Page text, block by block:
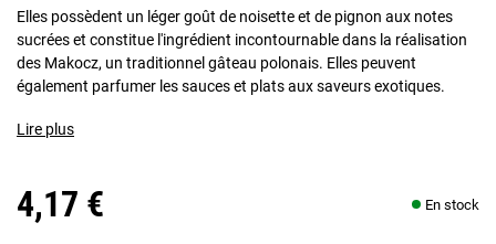
Elles possèdent un léger goût de noisette et de pignon aux notes
sucrées et constitue l'ingrédient incontournable dans la réalisation
des Makocz, un traditionnel gâteau polonais. Elles peuvent
également parfumer les sauces et plats aux saveurs exotiques.
Lire plus
4,17 € En stock